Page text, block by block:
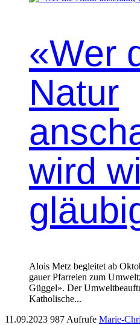
«Wer
Natur
wird
Alois Metz begleit­et ab
gauer Pfar­reien zum
Güggel». Der
Katholis­che...
11.09.2023 987 Aufrufe Marie-